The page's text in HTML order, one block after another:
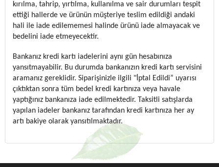
kırılma, tahrip, yırtılma, kullanılma ve sair durumları tespit
ettiği hallerde ve ürünün müşteriye teslim edildiği andaki
hali ile iade edilememesi halinde ürünü iade almayacak ve
bedelini iade etmeyecektir.
Bankanız kredi kartı iadelerini aynı gün hesabınıza
yansıtmayabilir. Bu durumda bankanızın kredi kartı servisini
aramanız gereklidir. Siparişinizle ilgili "İptal Edildi” uyarısı
çıktıktan sonra tüm bedel kredi kartınıza veya havale
yaptığınız bankanıza iade edilmektedir. Taksitli satışlarda
yapılan iadeler bankanız tarafından kredi kartınıza her ay
artı bakiye olarak yansıtılmaktadır.